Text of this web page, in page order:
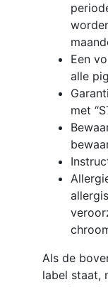
Een
alle
met
Als de
label staat,